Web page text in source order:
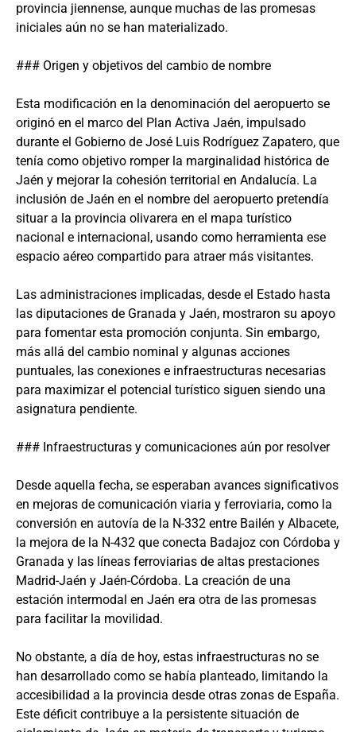
provincia jiennense, aunque muchas de las promesas
iniciales aún no se han materializado.
### Origen y objetivos del cambio de nombre
Esta modificación en la denominación del aeropuerto se
originó en el marco del Plan Activa Jaén, impulsado
durante el Gobierno de José Luis Rodríguez Zapatero, que
tenía como objetivo romper la marginalidad histórica de
Jaén y mejorar la cohesión territorial en Andalucía. La
inclusión de Jaén en el nombre del aeropuerto pretendía
situar a la provincia olivarera en el mapa turístico
nacional e internacional, usando como herramienta ese
espacio aéreo compartido para atraer más visitantes.
Las administraciones implicadas, desde el Estado hasta
las diputaciones de Granada y Jaén, mostraron su apoyo
para fomentar esta promoción conjunta. Sin embargo,
más allá del cambio nominal y algunas acciones
puntuales, las conexiones e infraestructuras necesarias
para maximizar el potencial turístico siguen siendo una
asignatura pendiente.
### Infraestructuras y comunicaciones aún por resolver
Desde aquella fecha, se esperaban avances significativos
en mejoras de comunicación viaria y ferroviaria, como la
conversión en autovía de la N-332 entre Bailén y Albacete,
la mejora de la N-432 que conecta Badajoz con Córdoba y
Granada y las líneas ferroviarias de altas prestaciones
Madrid-Jaén y Jaén-Córdoba. La creación de una
estación intermodal en Jaén era otra de las promesas
para facilitar la movilidad.
No obstante, a día de hoy, estas infraestructuras no se
han desarrollado como se había planteado, limitando la
accesibilidad a la provincia desde otras zonas de España.
Este déficit contribuye a la persistente situación de